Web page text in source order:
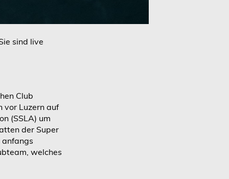
sind live
Club
vor Luzern auf
(SSLA) um
der Super
anfangs
welches